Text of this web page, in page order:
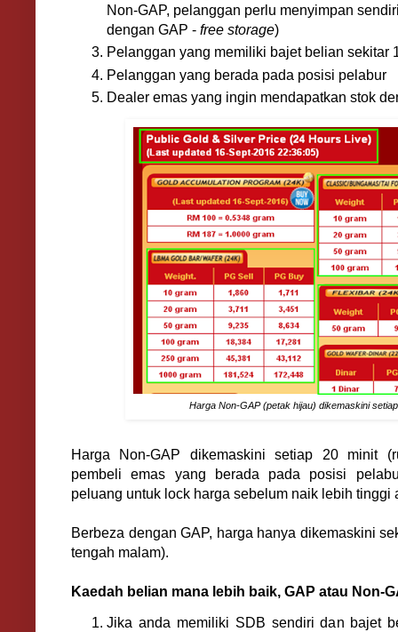
Non-GAP, pelanggan perlu menyimpan
dengan GAP - free storage)
Pelanggan yang memiliki bajet belian sekitar
Pelanggan yang berada pada posisi pelabur
Dealer emas yang ingin mendapatkan stok
Harga Non-GAP (petak hijau) dikemaskini
Harga Non-GAP dikemaskini setiap 20 minit
pembeli emas yang berada pada posisi
peluang untuk lock harga sebelum naik lebih tinggi
Berbeza dengan GAP, harga hanya dikemaskini
tengah malam).
Kaedah belian mana lebih baik, GAP atau Non-
Jika anda memiliki SDB sendiri dan bajet